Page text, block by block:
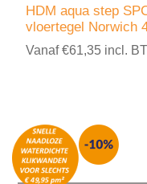
HDM aqua step
vloertegel Norwich
Vanaf €61,35 incl.